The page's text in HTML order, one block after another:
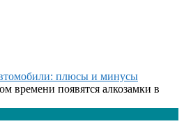
плюсы и минусы
времени появятся алкозамки в